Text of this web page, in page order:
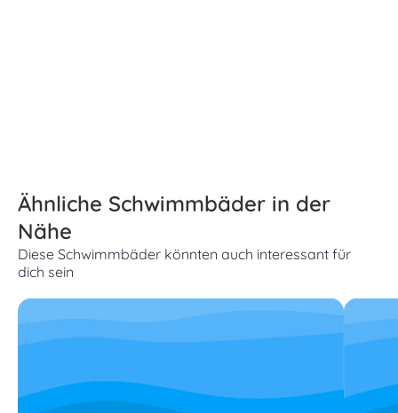
Ähnliche Schwimmbäder in der
Nähe
Diese Schwimmbäder könnten auch interessant für
dich sein